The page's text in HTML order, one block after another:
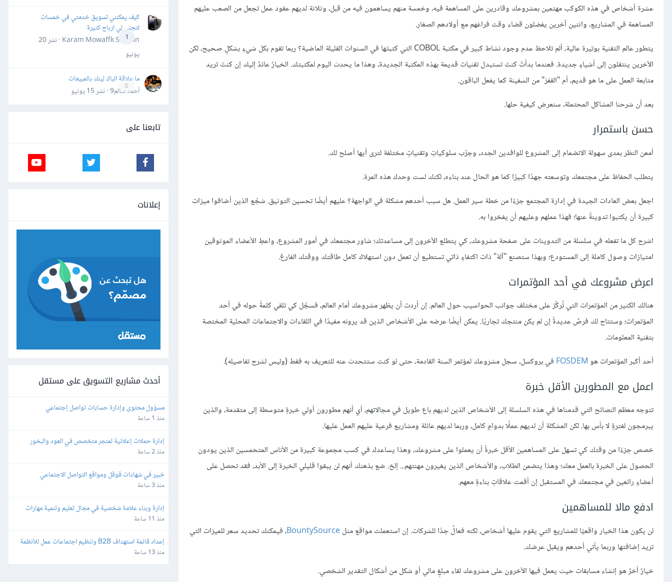
عشرة أشخاص في هذه الكوكب مهتمين بمشروعك وقادرين على المساهمة فيه، وخمسة منهم يساهمون فيه من قبل، وثلاثة لديهم عقود عمل تجعل من الصعب عليهم
المساهمة في المشاريع، واثنين آخرين يفضلون قضاء وقت فراغهم مع أولادهم الصغار.
يتطور عالم التقنية بوتيرة عالية، ألم تلاحظ عدم وجود نشاط كبير في مكتبة COBOL التي كتبتَها في السنوات القليلة الماضية؟ ربما تقوم بكل شيءٍ بشكلٍ صحيح، لكن
الآخرين ينتقلون إلى أشياءٍ جديدة. فعندما بدأتَ كنتَ تستبدل تقنيات قديمة بهذه المكتبة الجديدة، وهذا ما يحدث اليوم لمكتبتك. الخيارٌ عائدٌ إليك إن كنتَ تريد
متابعة العمل على ما هو قديم، أم "القفز" من السفينة كما يفعل الباقون.
بعد أن شرحنا المشاكل المحتملة، سنعرض كيفية حلها.
حسن باستمرار
أمعن النظر بمدى سهولة الانضمام إلى المشروع للوافدين الجدد، وجرِّب سلوكياتٍ وتقنياتٍ مختلفة لترى أيها أصلح لك.
يتطلب الحفاظ على مجتمعك وتوسعته جهدًا كبيرًا كما هو الحال عند بناءه، لكنك لست وحدك هذه المرة.
اجعل بعض العادات الجيدة في إدارة المجتمع جزءًا من خطة سير العمل. هل سبب أحدهم مشكلة في الواجهة؟ عليهم أيضًا تحسين التوثيق. شجِّع الذين أضافوا ميزات
كبيرة أن يكتبوا تدوينةً عنها؛ فهذا عملهم وعليهم أن يفخروا به.
اشرح كل ما تفعله في سلسلة من التدوينات على صفحة مشروعك، كي يتطلع الآخرون إلى مساعدتك؛ شاور مجتمعك في أمور المشروع، واعطِ الأعضاء الموثوقين
امتيازات وصول كاملة إلى المستودع؛ وبهذا ستصنع "آلة" ذات اكتفاءٍ ذاتي تستطيع أن تعمل دون استهلاك كامل طاقتك ووقتك الفارغ.
اعرض مشروعك في أحد المؤتمرات
هنالك الكثير من المؤتمرات التي تُركِّز على مختلف جوانب الحواسيب حول العالم. إن أردت أن يظهر مشروعك أمام العالم، فسجِّل كي تلقي كلمةً حوله في أحد
المؤتمرات؛ وستتاح لك فرصٌ عديدةً إن لم يكن منتجك تجاريًا. يمكن أيضًا عرضه على الأشخاص الذين قد يرونه مفيدًا في اللقاءات والاجتماعات المحلية المختصة
بتقنية المعلومات.
أحد أكبر المؤتمرات هوFOSDEM في بروكسل، سجل مشروعك لمؤتمر السنة القادمة، حتى لو كنت ستتحدث عنه للتعريف به فقط (وليس لشرح تفاصيله).
اعمل مع المطورين الأقل خبرة
تتوجه معظم النصائح التي قدمناها في هذه السلسلة إلى الأشخاص الذين لديهم باع طويل في مجالاتهم، أي أنهم مطورون أولي خبرةٍ متوسطة إلى متقدمة، والذين
يبرمجون لفترةٍ لا بأس بها. لكن المشكلة أن لديهم عملًا بدوامٍ كامل، وربما لديهم عائلة ومشاريع فرعية عليهم العمل عليها.
خصص جزءًا من وقتك كي تسهل على المساهمين الأقل خبرةً أن يعملوا على مشروعك، وهذا يساعدك في كسب مجموعة كبيرة من الأناس المتحمسين الذين يودون
الحصول على الخبرة بالعمل معك؛ وهذا يتضمن الطلاب، والأشخاص الذين يغيرون مهنتهم... إلخ. ضع بذهنك أنهم لن يبقوا قليلي الخبرة إلى الأبد، فقد تحصل على
أعضاءٍ رائعين في مجتمعك في المستقبل إن أقمت علاقاتٍ بناءةٍ معهم.
ادفع مالا للمساهمين
لن يكون هذا الخيار واقعيًا للمشاريع التي يقوم عليها أشخاص، لكنه فعالٌ جدًا للشركات. إن استعملت مواقع مثلBountySource، فيمكنك تحديد سعر للميزات التي
تريد إضافتها وربما يأتي أحدهم ويقبل عرضك.
خيارٌ أخرٌ هو إنشاء مسابقات حيث يعمل فيها الآخرون على مشروعك لقاء مبلغٍ مالي أو شكل من أشكال التقدير الشخصي.
1
كيف يمكنني تسويق خدمتي في خمسات
لتجني لي ارباح كثيرة
Karam Mowaffk Sarhan · نشر
20
يونيو
0
ما علاقة الباك لينك بالمبيعات
أحمد سالم9 · نشر
15 يونيو
تابعنا على
إعلانات
أحدث مشاريع التسويق على مستقل
مسؤول محتوى وإدارة حسابات تواصل إجتماعي
منذ 1 ساعة
إدارة حملات إعلانية لمتجر متخصص في العود والبخور
منذ 2 ساعة
والشهادات العالمية في التسويق
منذ 3 ساعة
الأطفال
منذ 11 ساعة
البرمجية
منذ 13 ساعة